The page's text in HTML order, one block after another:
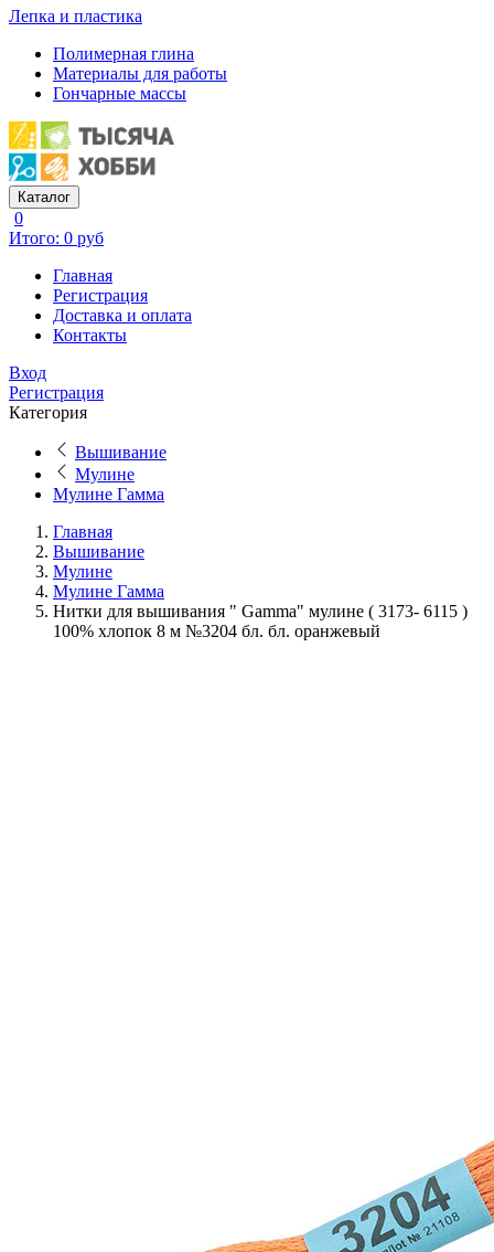
Лепка и пластика
Полимерная глина
Материалы для работы
Гончарные массы
Каталог
0
Итого: 0 руб
Главная
Регистрация
Доставка и оплата
Контакты
Вход
Регистрация
Категория
Вышивание
Мулине
Мулине Гамма
Главная
Вышивание
Мулине
Мулине Гамма
Нитки для вышивания " Gamma" мулине ( 3173- 6115 )
100% хлопок 8 м №3204 бл. бл. оранжевый